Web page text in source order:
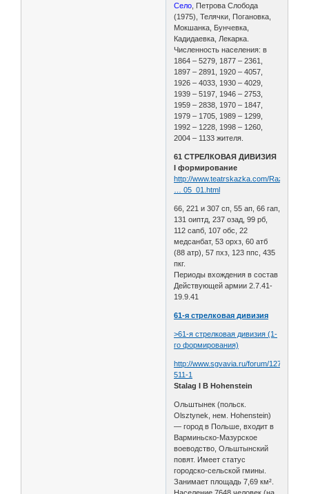
Село , Петрова Слобода
(1975), Телячки, Погановка,
Мокшанка, Бунчевка,
Кадидаевка, Лекарка.
Численность населения: в
1864 – 5279, 1877 – 2361,
1897 – 2891, 1920 – 4057,
1926 – 4033, 1930 – 4029,
1939 – 5197, 1946 – 2753,
1959 – 2838, 1970 – 1847,
1979 – 1705, 1989 – 1299,
1992 – 1228, 1998 – 1260,
2004 – 1133 жителя.
61 СТРЕЛКОВАЯ ДИВИЗИЯ
I формирование
http://www.teatrskazka.com/Raznoe/
… 05_01.html
66, 221 и 307 сп, 55 ап, 66 гап,
131 оиптд, 237 озад, 99 рб,
112 сапб, 107 обс, 22
медсанбат, 53 орхз, 60 атб
(88 атр), 57 пхз, 123 ппс, 435
пкг.
Периоды вхождения в состав
Действующей армии 2.7.41-
19.9.41
61-я стрелковая дивизия
>61-я стрелковая дивизия (1-
го формирования)
http://www.sgvavia.ru/forum/127-
511-1
Stalag I B Hohenstein
Ольштынек (польск.
Olsztynek, нем. Hohenstein)
— город в Польше, входит в
Варминьско-Мазурское
воеводство, Ольштынский
повят. Имеет статус
городско-сельской гмины.
Занимает площадь 7,69 км².